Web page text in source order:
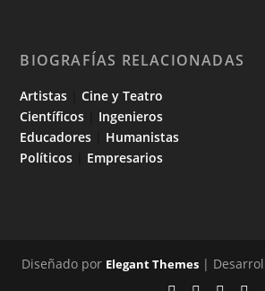
BIOGRAFÍAS RELACIONADAS
Artistas |Cine y Teatro
Científicos
Ingenieros
Educadores
Humanistas
Políticos
Empresarios
Diseñado por Elegant Themes |